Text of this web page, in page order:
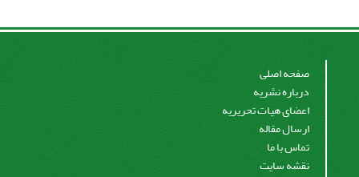
صفحه اصلی
درباره نشریه
اعضای هیات تحریریه
ارسال مقاله
تماس با ما
نقشه سایت